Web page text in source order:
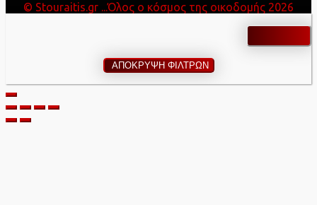
© Stouraitis.gr ...Όλος ο κόσμος της οικοδομής 2026
ΑΠΟΚΡΥΨΗ ΦΙΛΤΡΩΝ